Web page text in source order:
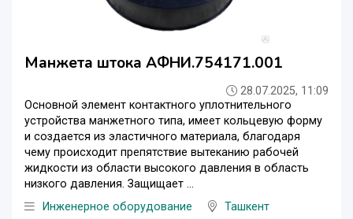
Манжета штока АФНИ.754171.001
28.07.2025, 11:09
Основной элемент контактного уплотнительного
устройства манжетного типа, имеет кольцевую форму
и создается из эластичного материала, благодаря
чему происходит препятствие вытеканию рабочей
жидкости из области высокого давления в область
низкого давления. Защищает ...
Инженерное оборудование
Ташкент